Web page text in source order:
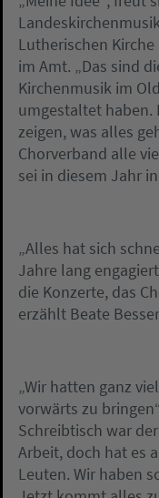
Lutherischen
im Amt. „Das sind
Kirchenmusik im
umgestaltet haben.
zeigen, was alles
Chorverband alle
sei in diesem Jahr
„Alles hat sich
Jahre lang
die Konzerte, das
erzählt Beate
„Wir hatten ganz
vorwärts zu
Schreibtisch war
Arbeit, doch hat es
Leuten. Wir haben